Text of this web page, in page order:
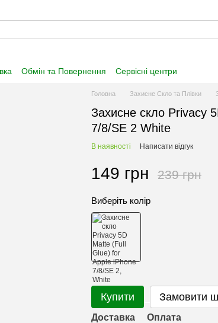
Обмін та Повернення
Сервісні центри
Головна Захисне Скло та Плівки
Захисне скло Privacy
7/8/SE 2 White
В наявності Написати відгук
149 грн 239 грн
Виберіть колір
Купити Замовити
Доставка Оплата